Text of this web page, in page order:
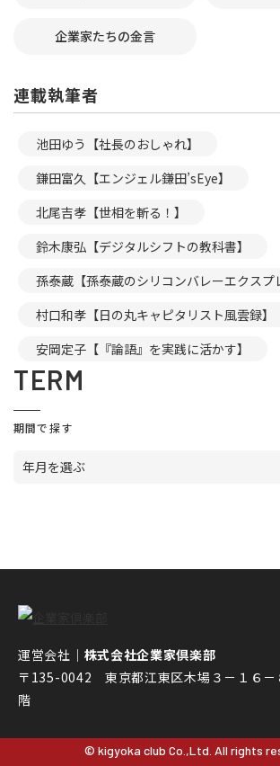
企業家たちの金言
連載執筆者
池田ゆう【社長のおしゃれ】
鎌田富久【エンジェル鎌田’sEye】
北尾吉孝【世相を斬る！】
鈴木康弘【デジタルシフトの教科書】
孫泰蔵【孫泰蔵のシリコンバレーエクスプ
村口和孝【日の丸キャピタリスト風雲録】
安岡定子【『論語』を実践に活かす】
TERM
期間で探す
年月を選ぶ
運営会社｜ 株式会社企業家倶楽部
〒135-0042 東京都江東区木場３－１６－
階
© kigyoka club Co.,Ltd. All rights